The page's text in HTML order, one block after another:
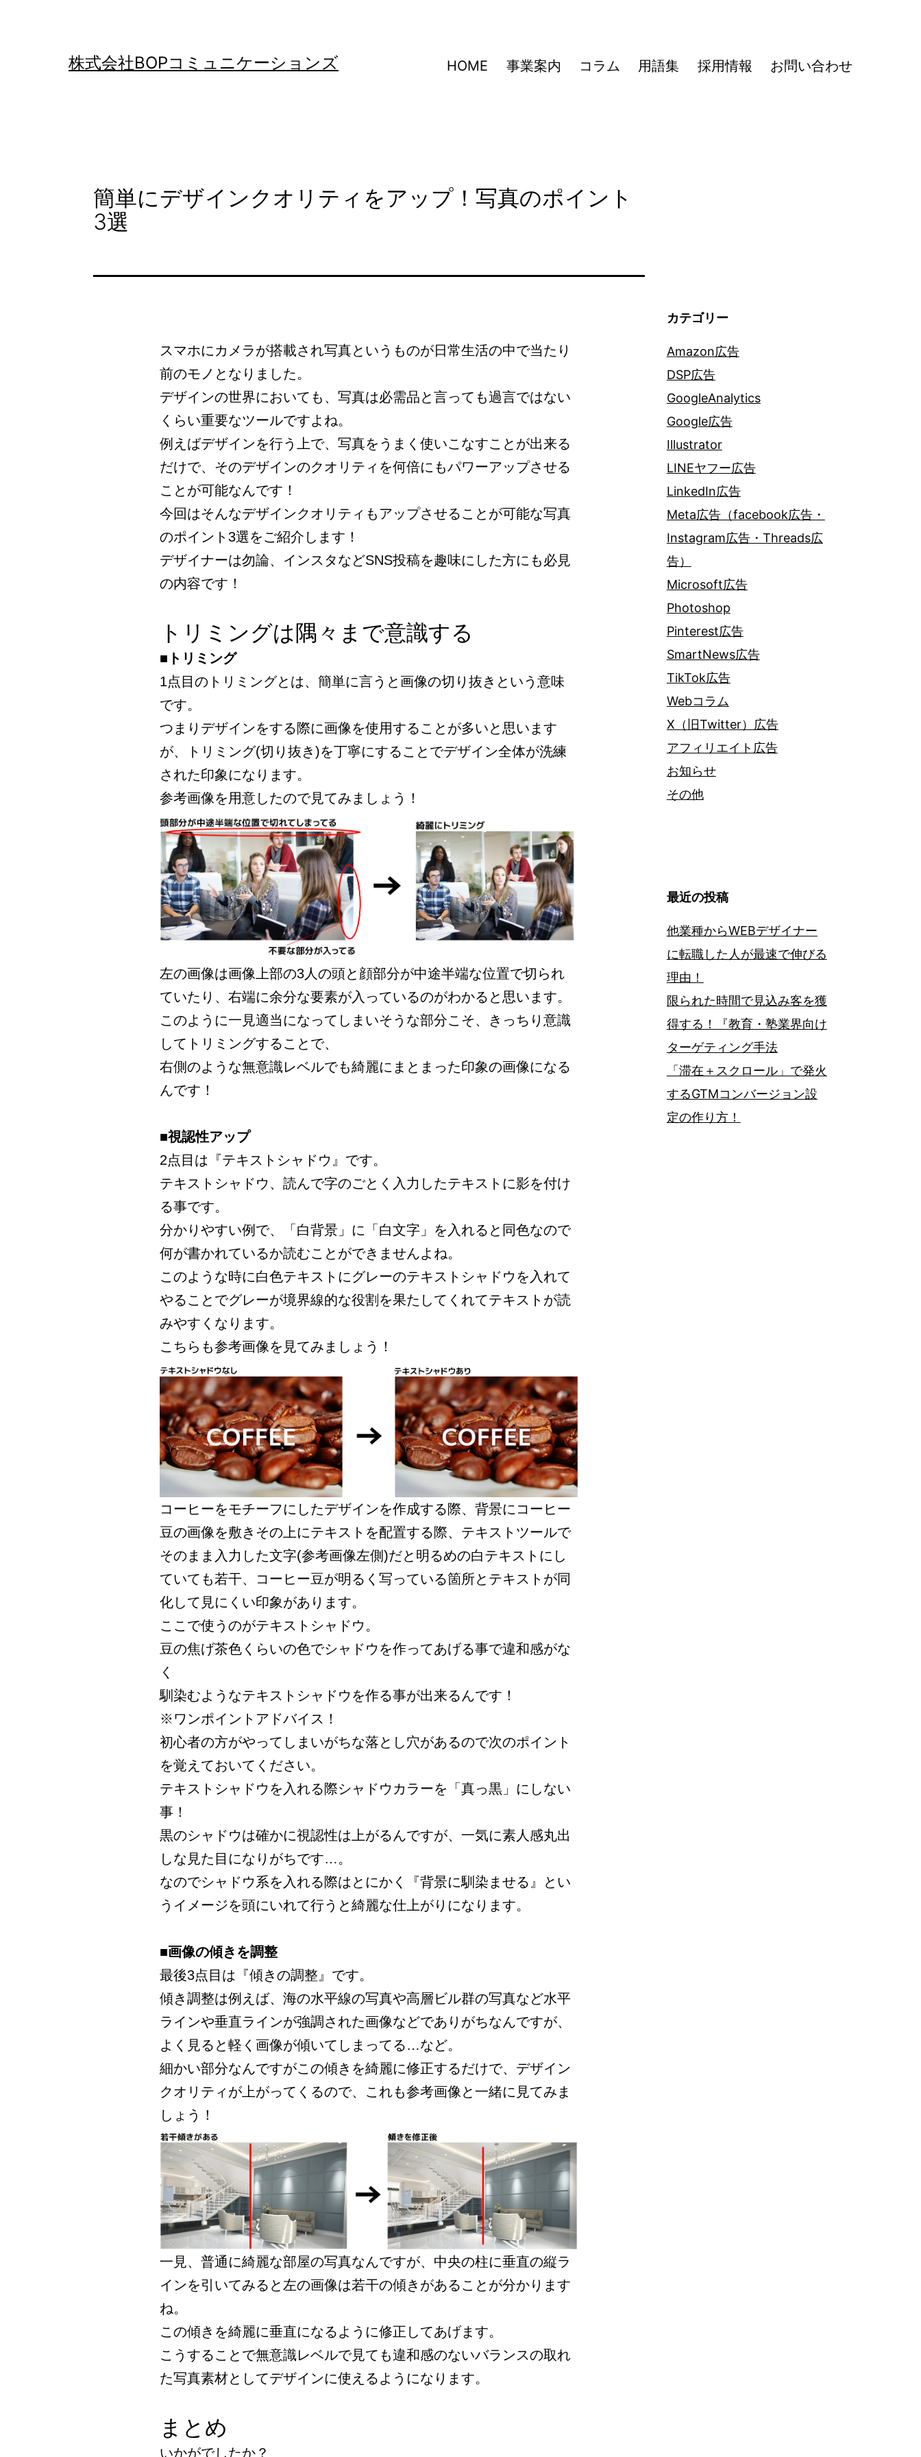
株式会社BOPコミュニケーションズ HOME 事業案内 コラム 用語集 採用情報 お問い合わせ
簡単にデザインクオリティをアップ！写真のポイント
3選
スマホにカメラが搭載され写真というものが日常生活の中で当たり
前のモノとなりました。
デザインの世界においても、写真は必需品と言っても過言ではない
くらい重要なツールですよね。
例えばデザインを行う上で、写真をうまく使いこなすことが出来る
だけで、そのデザインのクオリティを何倍にもパワーアップさせる
ことが可能なんです！
今回はそんなデザインクオリティもアップさせることが可能な写真
のポイント3選をご紹介します！
デザイナーは勿論、インスタなどSNS投稿を趣味にした方にも必見
の内容です！
トリミングは隅々まで意識する
■トリミング
1点目のトリミングとは、簡単に言うと画像の切り抜きという意味
です。
つまりデザインをする際に画像を使用することが多いと思います
が、トリミング(切り抜き)を丁寧にすることでデザイン全体が洗練
された印象になります。
参考画像を用意したので見てみましょう！
左の画像は画像上部の3人の頭と顔部分が中途半端な位置で切られ
ていたり、右端に余分な要素が入っているのがわかると思います。
このように一見適当になってしまいそうな部分こそ、きっちり意識
してトリミングすることで、
右側のような無意識レベルでも綺麗にまとまった印象の画像になる
んです！
■視認性アップ
2点目は『テキストシャドウ』です。
テキストシャドウ、読んで字のごとく入力したテキストに影を付け
る事です。
分かりやすい例で、「白背景」に「白文字」を入れると同色なので
何が書かれているか読むことができませんよね。
このような時に白色テキストにグレーのテキストシャドウを入れて
やることでグレーが境界線的な役割を果たしてくれてテキストが読
みやすくなります。
こちらも参考画像を見てみましょう！
コーヒーをモチーフにしたデザインを作成する際、背景にコーヒー
豆の画像を敷きその上にテキストを配置する際、テキストツールで
そのまま入力した文字(参考画像左側)だと明るめの白テキストにし
ていても若干、コーヒー豆が明るく写っている箇所とテキストが同
化して見にくい印象があります。
ここで使うのがテキストシャドウ。
豆の焦げ茶色くらいの色でシャドウを作ってあげる事で違和感がな
く
馴染むようなテキストシャドウを作る事が出来るんです！
※ワンポイントアドバイス！
初心者の方がやってしまいがちな落とし穴があるので次のポイント
を覚えておいてください。
テキストシャドウを入れる際シャドウカラーを「真っ黒」にしない
事！
黒のシャドウは確かに視認性は上がるんですが、一気に素人感丸出
しな見た目になりがちです…。
なのでシャドウ系を入れる際はとにかく『背景に馴染ませる』とい
うイメージを頭にいれて行うと綺麗な仕上がりになります。
■画像の傾きを調整
最後3点目は『傾きの調整』です。
傾き調整は例えば、海の水平線の写真や高層ビル群の写真など水平
ラインや垂直ラインが強調された画像などでありがちなんですが、
よく見ると軽く画像が傾いてしまってる…など。
細かい部分なんですがこの傾きを綺麗に修正するだけで、デザイン
クオリティが上がってくるので、これも参考画像と一緒に見てみま
しょう！
一見、普通に綺麗な部屋の写真なんですが、中央の柱に垂直の縦ラ
インを引いてみると左の画像は若干の傾きがあることが分かります
ね。
この傾きを綺麗に垂直になるように修正してあげます。
こうすることで無意識レベルで見ても違和感のないバランスの取れ
た写真素材としてデザインに使えるようになります。
まとめ
いかがでしたか？
カテゴリー
Amazon広告
DSP広告
GoogleAnalytics
Google広告
Illustrator
LINEヤフー広告
LinkedIn広告
Meta広告（facebook広告・
Instagram広告・Threads広
告）
Microsoft広告
Photoshop
Pinterest広告
SmartNews広告
TikTok広告
Webコラム
X（旧Twitter）広告
アフィリエイト広告
お知らせ
その他
最近の投稿
他業種からWEBデザイナー
に転職した人が最速で伸びる
理由！
限られた時間で見込み客を獲
得する！『教育・塾業界向け
ターゲティング手法
「滞在＋スクロール」で発火
するGTMコンバージョン設
定の作り方！